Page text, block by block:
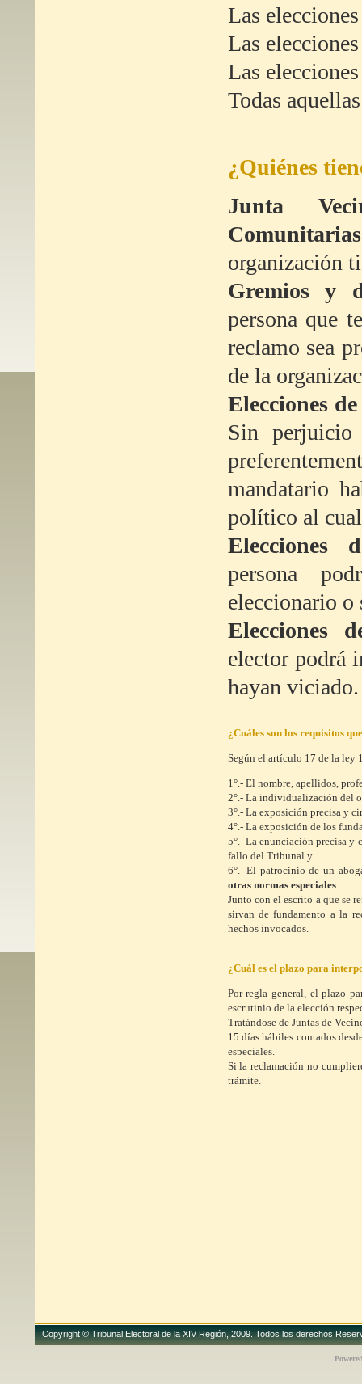
Las
Las
Las
Todas
¿Quiénes
Junta
Comunitarias
organización
Gremios y
persona que
reclamo sea
de la
Elecciones
Sin
mandatario
político al
Elecciones
persona
eleccionario o
Elecciones
elector podrá
hayan viciado.
¿Cuáles son los requisitos
Según el artículo 17 de la ley
1°.- El nombre, apellidos,
2°.- La individualización del
3°.- La exposición precisa y
4°.- La exposición de los
5°.- La enunciación precisa y
fallo del Tribunal y
6°.- El patrocinio de un
otras normas especiales.
Junto con el escrito a que se
sirvan de fundamento a la
hechos invocados.
¿Cuál es el plazo para
Por regla general, el plazo
escrutinio de la elección
Tratándose de Juntas de
15 días hábiles contados
especiales.
Si la reclamación no
trámite.
Copyright © Tribunal Electoral de la XIV Región, 2009. Todos los derechos